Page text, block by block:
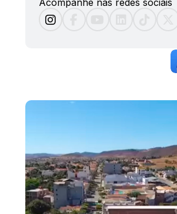
Acompanhe nas redes sociais